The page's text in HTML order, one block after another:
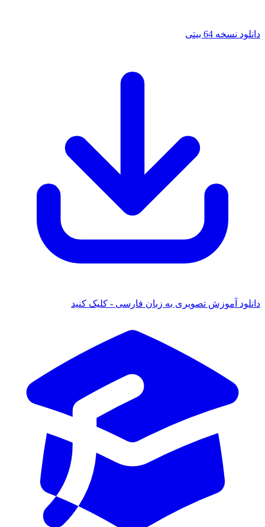
دانلود نسخه 64 بیتی
دانلود آموزش تصویری به زبان فارسی - کلیک کنید